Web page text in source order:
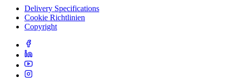
Delivery Specifications
Cookie Richtlinien
Copyright